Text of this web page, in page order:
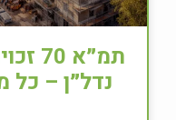
נדל״ן –